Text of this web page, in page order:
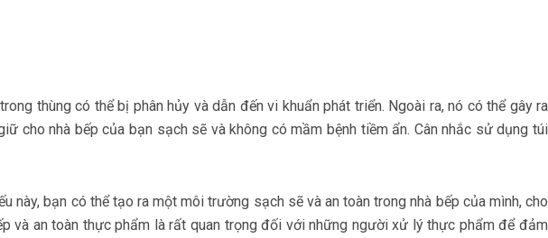
thùng có thể bị phân hủy và dẫn đến vi khuẩn phát triển. Ngoài ra, nó có thể gây ra
cho nhà bếp của bạn sạch sẽ và không có mầm bệnh tiềm ẩn. Cân nhắc sử dụng túi
bạn có thể tạo ra một môi trường sạch sẽ và an toàn trong nhà bếp của mình, cho
và an toàn thực phẩm là rất quan trọng đối với những người xử lý thực phẩm để đảm